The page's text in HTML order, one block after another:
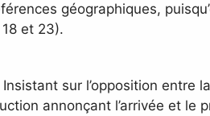
géographiques,
et 23).
sur l’opposition
annonçant l’arrivée et